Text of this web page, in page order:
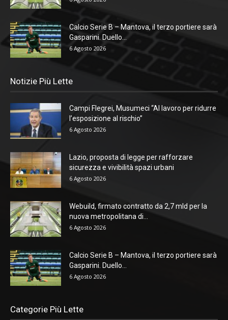
Calcio Serie B – Mantova, il terzo portiere sarà
Gasparini. Duello...
6 Agosto 2026
Notizie Più Lette
Campi Flegrei, Musumeci “Al lavoro per ridurre
l’esposizione al rischio”
6 Agosto 2026
Lazio, proposta di legge per rafforzare
sicurezza e vivibilità spazi urbani
6 Agosto 2026
Webuild, firmato contratto da 2,7 mld per la
nuova metropolitana di...
6 Agosto 2026
Calcio Serie B – Mantova, il terzo portiere sarà
Gasparini. Duello...
6 Agosto 2026
Categorie Più Lette